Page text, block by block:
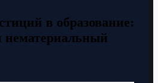
в образование: